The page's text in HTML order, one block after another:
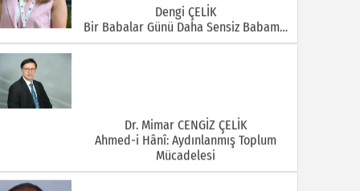
Dengi ÇELİK
Bir Babalar Günü Daha Sensiz Babam…
Dr. Mimar CENGİZ ÇELİK
Ahmed-i Hânî: Aydınlanmış Toplum
Mücadelesi